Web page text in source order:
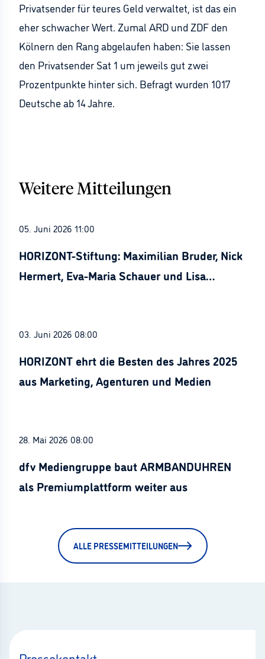
Privatsender für teures Geld verwaltet, ist das ein
eher schwacher Wert. Zumal ARD und ZDF den
Kölnern den Rang abgelaufen haben: Sie lassen
den Privatsender Sat 1 um jeweils gut zwei
Prozentpunkte hinter sich. Befragt wurden 1017
Deutsche ab 14 Jahre.
Weitere Mitteilungen
05. Juni 2026 11:00
HORIZONT-Stiftung: Maximilian Bruder, Nick
Hermert, Eva-Maria Schauer und Lisa
03. Juni 2026 08:00
HORIZONT ehrt die Besten des Jahres 2025
aus Marketing, Agenturen und Medien
28. Mai 2026 08:00
dfv Mediengruppe baut ARMBANDUHREN
als Premiumplattform weiter aus
ALLE PRESSEMITTEILUNGEN